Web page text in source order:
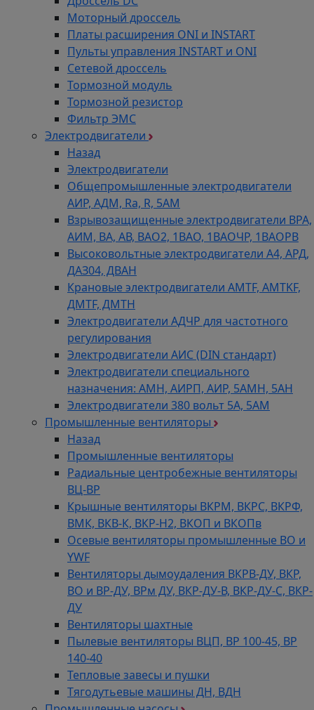
Моторный дроссель
Платы расширения ONI и INSTART
Пульты управления INSTART и ONI
Сетевой дроссель
Тормозной модуль
Тормозной резистор
Фильтр ЭМС
Электродвигатели
Назад
Электродвигатели
Общепромышленные электродвигатели
АИР, АДМ, Ra, R, 5AM
Взрывозащищенные электродвигатели ВРА,
АИМ, ВА, АВ, ВАO2, 1ВАО, 1ВАОЧР, 1ВАОРВ
Высоковольтные электродвигатели A4, АРД,
ДАЗ04, ДВАН
Крановые электродвигатели AMTF, AMTKF,
ДMTF, ДМТН
Электродвигатели АДЧР для частотного
регулирования
Электродвигатели АИС (DIN стандарт)
Электродвигатели специального
назначения: АМН, АИРП, АИР, 5АМН, 5АН
Электродвигатели 380 вольт 5А, 5АМ
Промышленные вентиляторы
Назад
Промышленные вентиляторы
Радиальные центробежные вентиляторы
ВЦ-ВР
Крышные вентиляторы ВКРМ, ВКРС, ВКРФ,
ВМК, ВКВ-К, ВКР-Н2, ВКОП и ВКОПв
Осевые вентиляторы промышленные ВО и
YWF
Вентиляторы дымоудаления ВКРВ-ДУ, ВКР,
ВО и ВР-ДУ, ВРм ДУ, ВКР-ДУ-В, ВКР-ДУ-С, ВКР-
ДУ
Вентиляторы шахтные
Пылевые вентиляторы ВЦП, ВР 100-45, ВР
140-40
Тепловые завесы и пушки
Тягодутьевые машины ДН, ВДН